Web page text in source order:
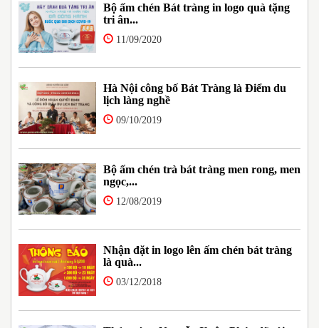
Bộ ấm chén Bát tràng in logo quà tặng
tri ân...
11/09/2020
Hà Nội công bố Bát Tràng là Điểm du
lịch làng nghề
09/10/2019
Bộ ấm chén trà bát tràng men rong, men
ngọc,...
12/08/2019
Nhận đặt in logo lên ấm chén bát tràng
là quà...
03/12/2018